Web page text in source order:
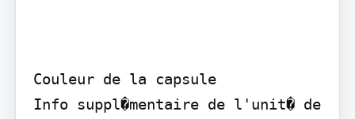
Couleur de la capsule
Info suppl�mentaire de l'unit� de